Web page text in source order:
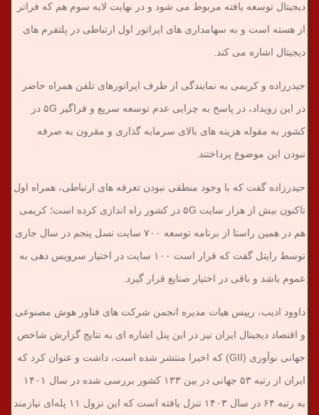
دیجیتال توسعه یافته مربوط می شود و در نهایت لایه سوم هم که فراتر
از هسته است و به سهامداری های اپراتور اول ارتباطی در پلتفرم های
دیجیتال اشاره می کند.
حیدرزاده و کریمی به نمایندگی از طرف اپراتورهای تلفن همراه حاضر
در این رویداد، در پاسخ به چرایی عدم توسعه سریع و فراگیر ۵G در
کشور به مقوله هزینه های بالای سرمایه گذاری و مقرون به صرفه
نبودن این موضوع پرداختند.
حیدرزاده گفت که با وجود منطقی نبودن تعرفه های ارتباطی، همراه اول
تاکنون بیش از هزار سایت ۵G در کشور راه اندازی کرده است؛ کریمی
هم در همین راستا از برنامه توسعه ۷۰۰ سایت نسل پنجم در سال جاری
توسط رایتل گفت که قرار است ۱۰۰ سایت در اختیار سرویس دهی به
عموم باشد و باقی در اختیار صنایع قرار گیرد.
داوود ادیب، رییس هیات مدیره انجمن شرکت های فناور هوش مصنوعی
و اقتصاد دیجیتال ایران نیز در این پنل اشاره ای به نتایج گزارش شاخص
جهانی نوآوری (GII) که اخیرا منتشر شده است، داشت و عنوان کرد که
ایران از رتبه ۵۳ جهانی در بین ۱۳۳ کشور بررسی شده در سال ۱۴۰۱
به رتبه ۶۴ در سال ۱۴۰۳ تنزل یافته است که این نزول ۱۱ پله‌ای نیازمند